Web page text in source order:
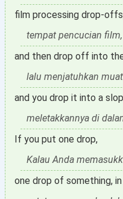
film processing drop-
tempat pencucian film,
and then drop off into
lalu menjatuhkan
and you drop it into a
meletakkannya di
If you put one drop,
Kalau Anda
one drop of something,